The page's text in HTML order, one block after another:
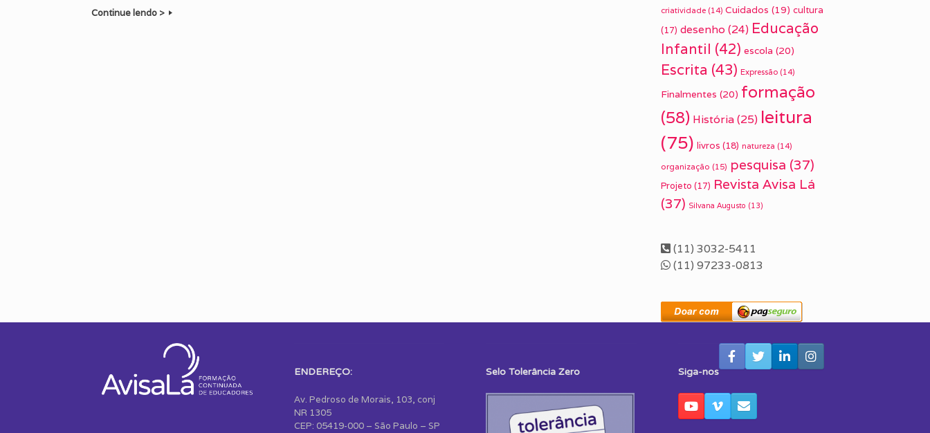
Continue lendo > criatividade (14) Cuidados (19) cultura
(17) desenho (24) Educação
Infantil (42) escola (20)
Escrita (43) Expressão (14)
Finalmentes (20) formação
(58) História(25) leitura
(75) livros (18) natureza (14)
organização (15) pesquisa (37)
Projeto (17) Revista Avisa Lá
(37) Silvana Augusto (13)
(11) 3032-5411
(11) 97233-0813
ENDEREÇO:
Av. Pedroso de Morais, 103, conj
NR 1305
CEP: 05419-000 – São Paulo – SP
Selo Tolerância Zero Siga-nos